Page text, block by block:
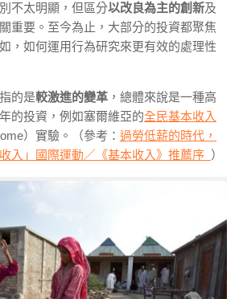
不太明顯，但區分以改良為主的創新及
重要。至今為止，大部分的投資都聚焦
，如何運用行為研究來更有效的處理性
的是較激進的變革 ，總體來說是一種高
的投資，例如塞爾維亞的全民基本收入
）實驗。（參考： 過勞低薪的時代，
入」國際運動／《基本收入》推薦序 ）